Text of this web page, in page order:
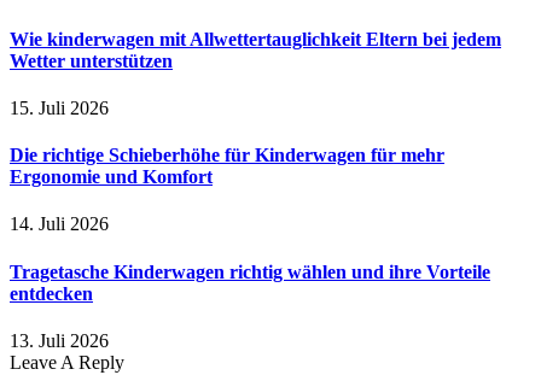
Wie kinderwagen mit Allwettertauglichkeit Eltern bei jedem
Wetter unterstützen
15. Juli 2026
Die richtige Schieberhöhe für Kinderwagen für mehr
Ergonomie und Komfort
14. Juli 2026
Tragetasche Kinderwagen richtig wählen und ihre Vorteile
entdecken
13. Juli 2026
Leave A Reply